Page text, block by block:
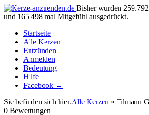
Bisher wurden
und 165.498 mal Mitgefühl ausgedrückt.
Startseite
Alle Kerzen
Entzünden
Anmelden
Bedeutung
Hilfe
Facebook →
Sie befinden sich hier:Alle Kerzen » Tilmann
0 Bewertungen